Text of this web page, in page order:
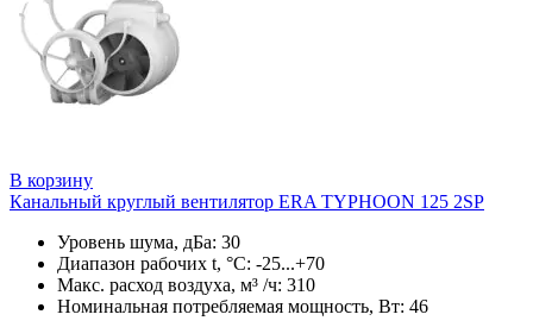
В корзину
Канальный круглый вентилятор ERA TYPHOON 125 2SP
Уровень шума, дБа: 30
Диапазон рабочих t, °C: -25...+70
Макс. расход воздуха, м³ /ч: 310
Номинальная потребляемая мощность, Вт: 46